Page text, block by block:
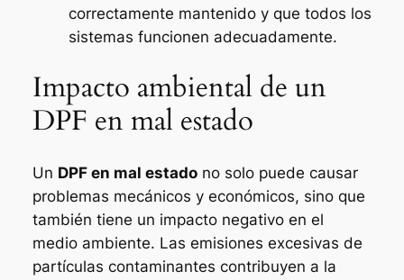
correctamente mantenido y que todos los
sistemas funcionen adecuadamente.
Impacto ambiental de un
DPF en mal estado
Un DPF en mal estadono solo puede causar
problemas mecánicos y económicos, sino que
también tiene un impacto negativo en el
medio ambiente. Las emisiones excesivas de
partículas contaminantes contribuyen a la